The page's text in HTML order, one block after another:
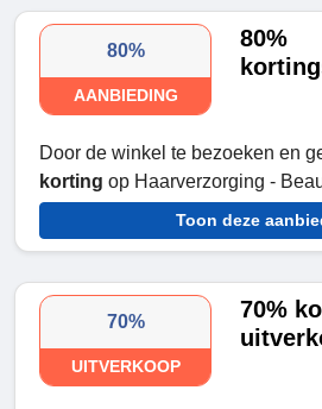
80%
AANBIEDING
80%
Door de winkel te bezoeken en
korting op Haarverzorging -
Toon deze
70%
UITVERKOOP
70%